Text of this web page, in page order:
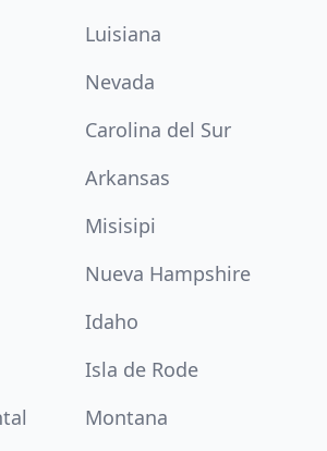
Luisiana
Nevada
Carolina del Sur
Arkansas
Misisipi
Nueva Hampshire
Idaho
Isla de Rode
Montana